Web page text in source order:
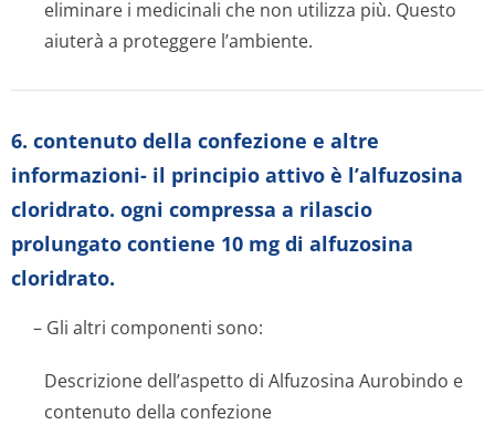
eliminare i medicinali che non utilizza più. Questo
aiuterà a proteggere l’ambiente.
6. contenuto della confezione e altre
informazioni- il principio attivo è l’alfuzosina
cloridrato. ogni compressa a rilascio
prolungato contiene 10 mg di alfuzosina
cloridrato.
– Gli altri componenti sono:
Descrizione dell’aspetto di Alfuzosina Aurobindo e
contenuto della confezione